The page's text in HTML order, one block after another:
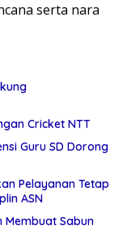
serta nara
Cricket NTT
Guru SD Dorong
ASN
Membuat Sabun